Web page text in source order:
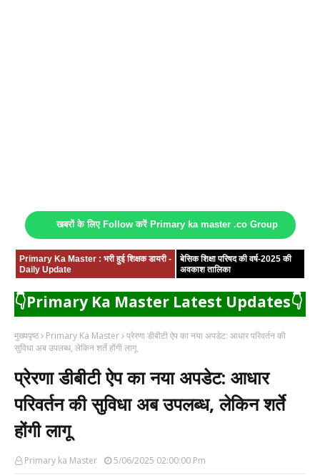
खबरों के लिए Follow करें Primary ka master .co Group
Primary Ka Master : भरी हुई शिक्षक डायरी -
Daily Update
बेसिक शिक्षा परिषद की वर्ष-2025 की
अवकाश तालिका
👇Primary Ka Master Latest Updates👇
मुख्यपृष्ठ Primary Ka Master प्रेरणा डीबीटी ऐप का नया अपडेट: आधार परिवर्तन की
सुविधा अब उपलब्ध, लेकिन शर्ते होंगी लागू
प्रेरणा डीबीटी ऐप का नया अपडेट: आधार
परिवर्तन की सुविधा अब उपलब्ध, लेकिन शर्ते
होंगी लागू
Primary ka Master 5/06/2025 02:00:00 Pm